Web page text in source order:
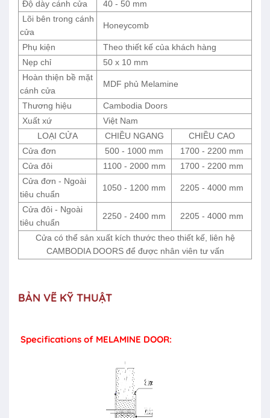
Độ dày cánh cửa
40 - 50 mm
Lõi bên trong cánh
cửa
Honeycomb
Phụ kiện
Theo thiết kế của khách hàng
Nẹp chỉ
50 x 10 mm
Hoàn thiện bề mặt
cánh cửa
MDF phủ Melamine
Thương hiệu
Cambodia Doors
Xuất xứ
Việt Nam
LOẠI CỬA
CHIỀU NGANG
CHIỀU CAO
Cửa đơn
500 - 1000 mm
1700 - 2200 mm
Cửa đôi
1100 - 2000 mm
1700 - 2200 mm
Cửa đơn - Ngoài
tiêu chuẩn
1050 - 1200 mm 2205 - 4000 mm
Cửa đôi - Ngoài
tiêu chuẩn
2250 - 2400 mm 2205 - 4000 mm
Cửa có thể sản xuất kích thước theo thiết kế, liên hệ
CAMBODIA DOORS để được nhân viên tư vấn
BẢN VẼ KỸ THUẬT
Specifications of MELAMINE DOOR: